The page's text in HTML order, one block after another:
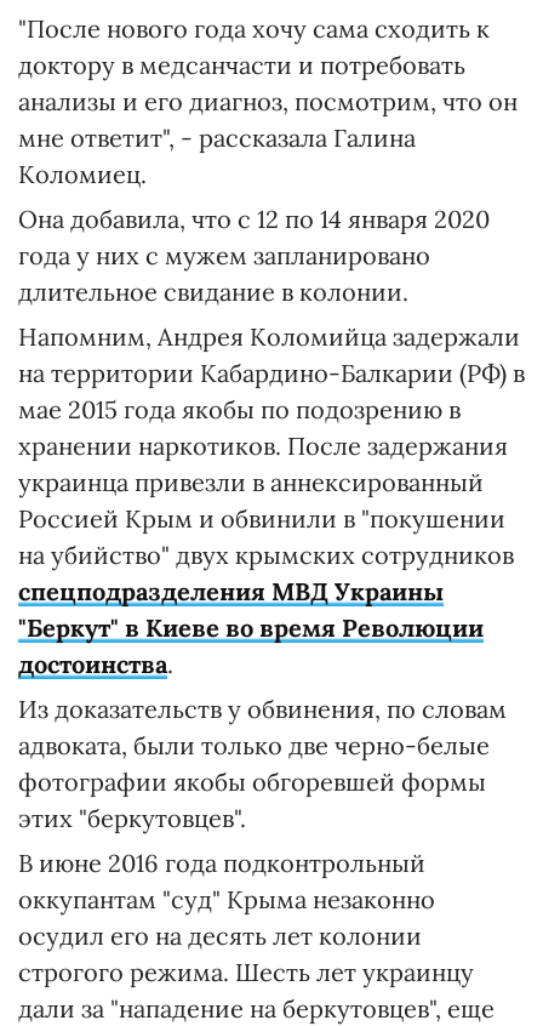
"После нового года хочу сама сходить к
доктору в медсанчасти и потребовать
анализы и его диагноз, посмотрим, что он
мне ответит", - рассказала Галина
Коломиец.
Она добавила, что с 12 по 14 января 2020
года у них с мужем запланировано
длительное свидание в колонии.
Напомним, Андрея Коломийца задержали
на территории Кабардино-Балкарии (РФ) в
мае 2015 года якобы по подозрению в
хранении наркотиков. После задержания
украинца привезли в аннексированный
Россией Крым и обвинили в "покушении
на убийство" двух крымских сотрудников
спецподразделения МВД Украины
"Беркут" в Киеве во время Революции
достоинства.
Из доказательств у обвинения, по словам
адвоката, были только две черно-белые
фотографии якобы обгоревшей формы
этих "беркутовцев".
В июне 2016 года подконтрольный
оккупантам "суд" Крыма незаконно
осудил его на десять лет колонии
строгого режима. Шесть лет украинцу
дали за "нападение на беркутовцев", еще